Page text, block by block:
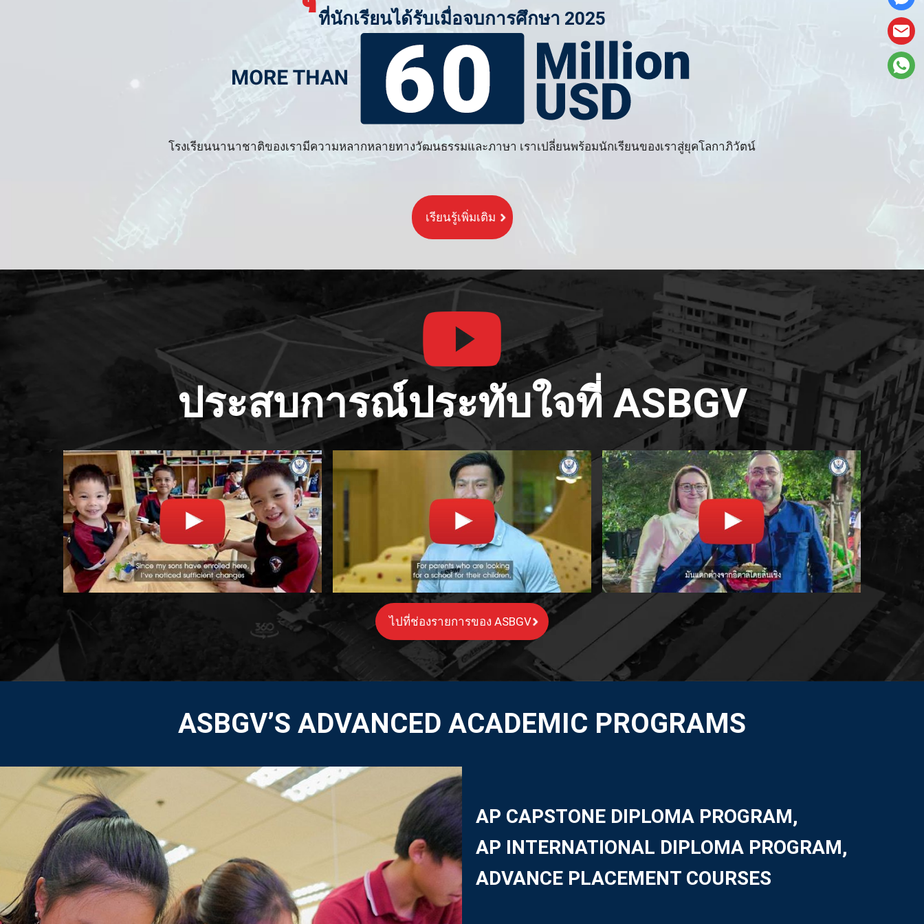
ที่นักเรียนได้รับเมื่อจบการศึกษา 2025
โรงเรียนนานาชาติของเรามีความหลากหลายทางวัฒนธรรมและภาษา เราเปลี่ยนพร้อมนักเรียนของเราสู่ยุคโลกาภิวัตน์
เรียนรู้เพิ่มเติม
ประสบการณ์ประทับใจที่ ASBGV
ไปที่ช่องรายการของ ASBGV
ASBGV’S ADVANCED ACADEMIC PROGRAMS
AP CAPSTONE DIPLOMA PROGRAM,
AP INTERNATIONAL DIPLOMA PROGRAM,
ADVANCE PLACEMENT COURSES